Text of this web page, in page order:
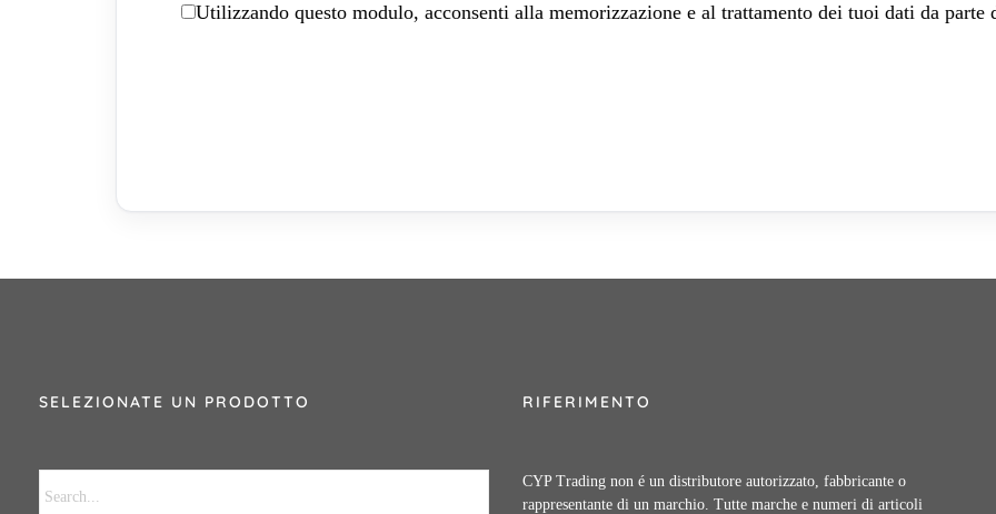
Utilizzando questo modulo, acconsenti alla memorizzazione e al trattamento dei tuoi dati da parte
SELEZIONATE UN PRODOTTO RIFERIMENTO
CYP Trading non é un distributore autorizzato, fabbricante o
rappresentante di un marchio. Tutte marche e numeri di articoli